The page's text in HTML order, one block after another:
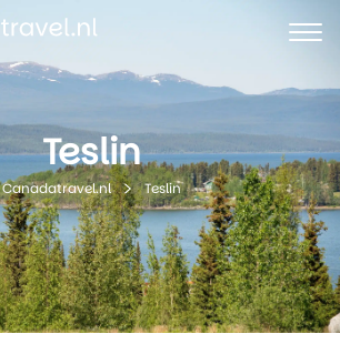
Teslin
Canadatravel.nl Teslin